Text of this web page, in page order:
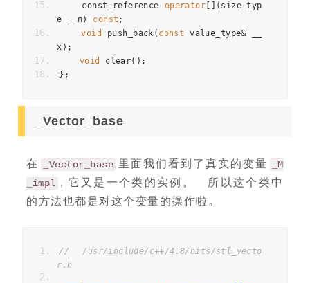
    const_reference
operator []( size_typ
e __n) const ;
void
push_back ( const value_type&
x );
void
clear();
};
_Vector_base
在 _Vector_base 里面我们看到了真实的变量
_M
_impl , 它又是一个类的实例。 所以这个类中
的方法也都是对这个变量的操作啦。
// /usr/include/c++/4.8/bits/stl_vecto
r.h